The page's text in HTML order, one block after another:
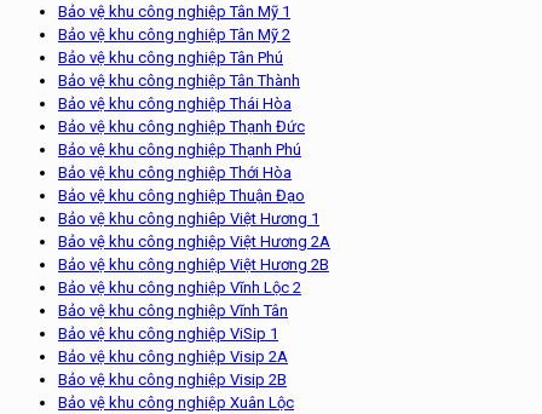
Bảo vệ khu công nghiệp Tân Mỹ 1
Bảo vệ khu công nghiệp Tân Mỹ 2
Bảo vệ khu công nghiệp Tân Phú
Bảo vệ khu công nghiệp Tân Thành
Bảo vệ khu công nghiệp Thái Hòa
Bảo vệ khu công nghiệp Thạnh Đức
Bảo vệ khu công nghiệp Thạnh Phú
Bảo vệ khu công nghiệp Thới Hòa
Bảo vệ khu công nghiệp Thuận Đạo
Bảo vệ khu công nghiêp Việt Hương 1
Bảo vệ khu công nghiệp Việt Hương 2A
Bảo vệ khu công nghiệp Việt Hương 2B
Bảo vệ khu công nghiệp Vĩnh Lộc 2
Bảo vệ khu công nghiệp Vĩnh Tân
Bảo vệ khu công nghiệp ViSip 1
Bảo vệ khu công nghiệp Visip 2A
Bảo vệ khu công nghiệp Visip 2B
Bảo vệ khu công nghiệp Xuân Lộc